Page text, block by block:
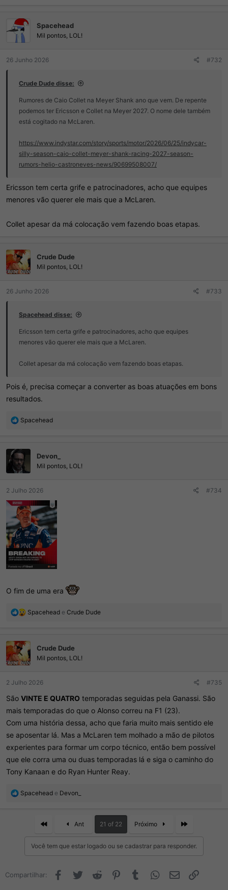
õ
e
s
Spacehead
Mil pontos, LOL!
26 Junho 2026 #732
Crude Dude disse:
Rumores de Caio Collet na Meyer Shank ano que vem. De repente
podemos ter Ericsson e Collet na Meyer 2027. O nome dele também
está cogitado na McLaren.
https://www.indystar.com/story/sports/motor/2026/06/25/indycar-
silly-season-caio-collet-meyer-shank-racing-2027-season-
rumors-helio-castroneves-news/90699508007/
Ericsson tem certa grife e patrocinadores, acho que equipes
menores vão querer ele mais que a McLaren.
Collet apesar da má colocação vem fazendo boas etapas.
Crude Dude
Mil pontos, LOL!
26 Junho 2026 #733
Spacehead disse:
Ericsson tem certa grife e patrocinadores, acho que equipes
menores vão querer ele mais que a McLaren.
Collet apesar da má colocação vem fazendo boas etapas.
Pois é, precisa começar a converter as boas atuações em bons
resultados.
R
õ
e
s
Spacehead
Devon_
Mil pontos, LOL!
2 Julho 2026 #734
O fim de uma era
R
õ
e
s
Spacehead e Crude Dude
Crude Dude
Mil pontos, LOL!
2 Julho 2026 #735
São VINTE E QUATRO temporadas seguidas pela Ganassi. São
mais temporadas do que o Alonso correu na F1 (23).
Com uma história dessa, acho que faria muito mais sentido ele
se aposentar lá. Mas a McLaren tem molhado a mão de pilotos
experientes para formar um corpo técnico, então bem possível
que ele corra uma ou duas temporadas lá e siga o caminho do
Tony Kanaan e do Ryan Hunter Reay.
R
Spacehead e Devon_
First Ant 21 of 22 Próximo
Você tem que estar logado ou se cadastrar para responder.
Compartilhar: FacebookTwitter Reddit PinterestTumblr WhatsApp
Email